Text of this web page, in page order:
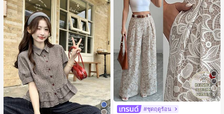
5
#ชุดฤดูร้อน